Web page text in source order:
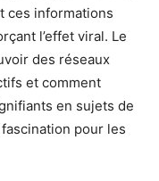
ces informations
l’effet viral. Le
des réseaux
et comment
en sujets de
pour les